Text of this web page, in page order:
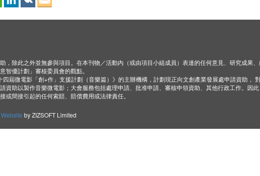
，除此之外並無參與項目。在本刊物／活動內（或由項目小組成員）表達的任何意見、研究成果
智優計劃」審核委員會的觀點。
屆微電影「創+作」支援計劃（音樂篇）》的主辦機構，計劃現正向文創產業發展處申請資助，
資助以製作音樂微電影；大會服務包括處理申請、批准申請、審核申領資助、其他行政工作。因
間接引起的任何索賠、賠償費用或法律責任。
by ZIZSOFT Limited